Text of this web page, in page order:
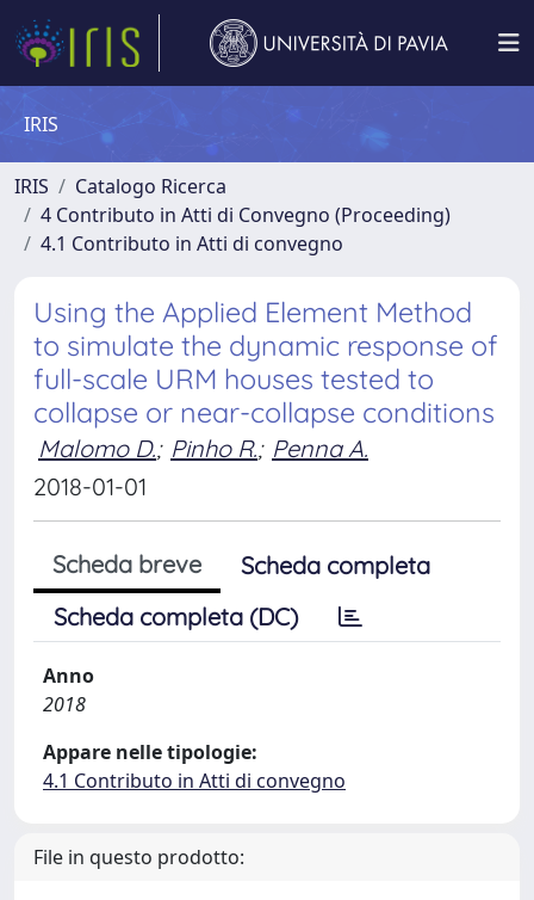
IRIS
IRIS
Catalogo Ricerca
4 Contributo in Atti di Convegno (Proceeding)
4.1 Contributo in Atti di convegno
Using the Applied Element Method
to simulate the dynamic response of
full-scale URM houses tested to
collapse or near-collapse conditions
Malomo D.; Pinho R.; Penna A.
2018-01-01
Scheda breve
Scheda completa
Scheda completa (DC)
Anno
2018
Appare nelle tipologie:
4.1 Contributo in Atti di convegno
File in questo prodotto: